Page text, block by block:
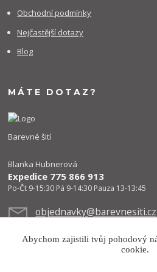
Obchodní podmínky
Nejčastější dotazy
Blog
MÁTE DOTAZ?
Barevné šití
Blanka Hubnerová
Expedice 775 866 913
Po-Čt 9-15:30 Pá 9-14:30 Pauza 13-13:45
objednavky@barevnesiti.cz
Abychom zajistili tvůj pohodový
cookie.